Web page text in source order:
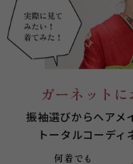
ガーネットに
振袖選びからヘアメ
トータルコーディ
何着でも